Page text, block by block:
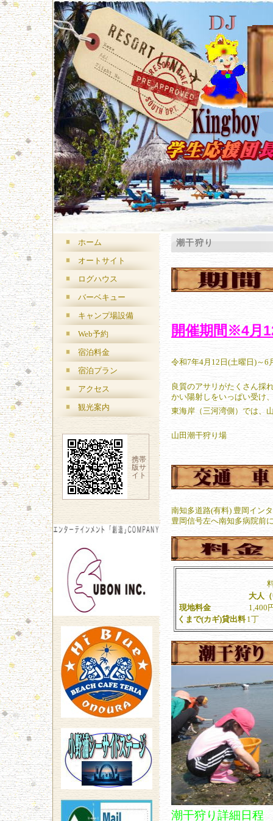
ホーム
オートサイト
ログハウス
バーベキュー
キャンプ場設備
Web予約
宿泊料金
宿泊プラン
アクセス
観光案内
携帯
版サ
イト
潮干狩り
開催期間※4月
令和7年4月12日(土曜日)～6
良質のアサリがたくさん採
かい陽射しをいっぱい受け
東海岸（三河湾側）では、
山田潮干狩り場
南知多道路(有料) 豊岡イン
豊岡信号左へ南知多病院前
大人
現地料金
1,400
くまで(カギ)貸出料 1丁
潮干狩り詳細日程